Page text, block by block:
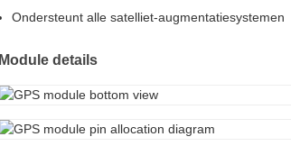
Ondersteunt alle satelliet-augmentatiesystemen
Module details